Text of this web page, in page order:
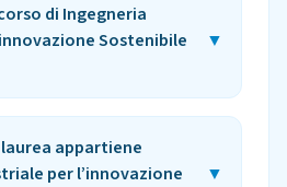
di Ingegneria
Sostenibile
▼
appartiene
per l’innovazione
▼